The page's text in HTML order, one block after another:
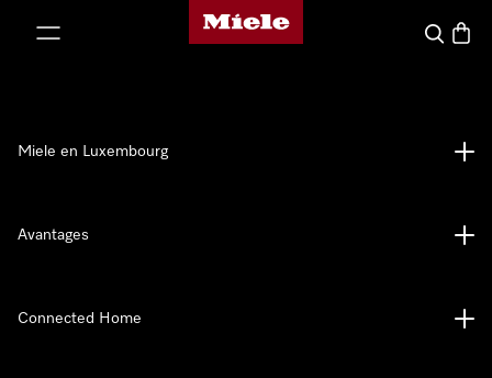
Page d'accueil de Miele
Panier
Miele en Luxembourg
Avantages
Connected Home